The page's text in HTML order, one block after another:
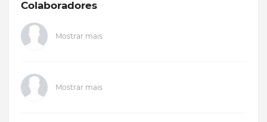
Colaboradores
Mostrar mais
Mostrar mais